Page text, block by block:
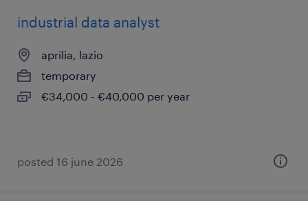
industrial data analyst
aprilia, lazio
temporary
€34,000 - €40,000 per year
posted 16 june 2026